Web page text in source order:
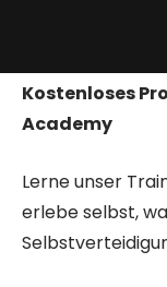
Kostenloses
Academy
Lerne unser
erlebe selbst,